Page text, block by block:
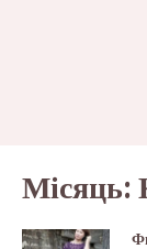
Місяць: